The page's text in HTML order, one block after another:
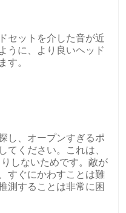
セットを介した音が近
うに、より良いヘッド
す。
し、オープンすぎるポ
てください。これは、
しないためです。敵が
すぐにかわすことは難
測することは非常に困